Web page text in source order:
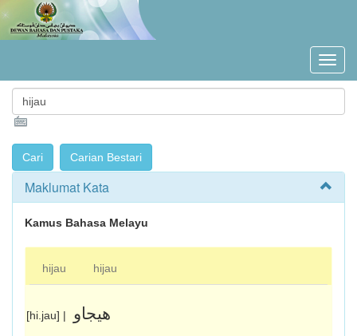
Maklumat Kata
Kamus Bahasa Melayu
hijau hijau
[hi.jau] | هيجاو